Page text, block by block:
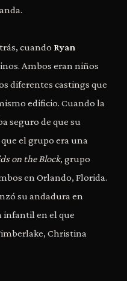
cuando Ryan
Ambos eran niños
diferentes castings que
edificio. Cuando la
seguro de que su
el grupo era una
on the Block, grupo
en Orlando, Florida.
su andadura en
infantil en el que
Christina